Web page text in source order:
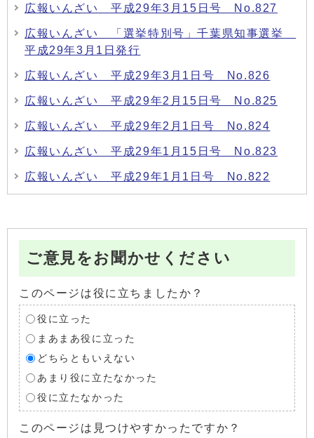
広報いんざい 平成29年3月15日号 No.827
広報いんざい 「選挙特別号」千葉県知事選挙
平成29年3月1日発行
広報いんざい 平成29年3月1日号 No.826
広報いんざい 平成29年2月15日号 No.825
広報いんざい 平成29年2月1日号 No.824
広報いんざい 平成29年1月15日号 No.823
広報いんざい 平成29年1月1日号 No.822
ご意見をお聞かせください
このページは役に立ちましたか？
役に立った
まあまあ役に立った
どちらともいえない
あまり役に立たなかった
役に立たなかった
このページは見つけやすかったですか？